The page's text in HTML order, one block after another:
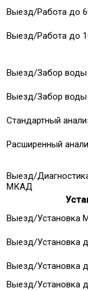
Выезд/Работа до
Выезд/Работа до
Выезд/Забор воды
Выезд/Забор воды
Стандартный
Расширенный
Выезд/
МКАД
Выезд/Установка
Выезд/Установка
Выезд/Установка
Выезд/Установка